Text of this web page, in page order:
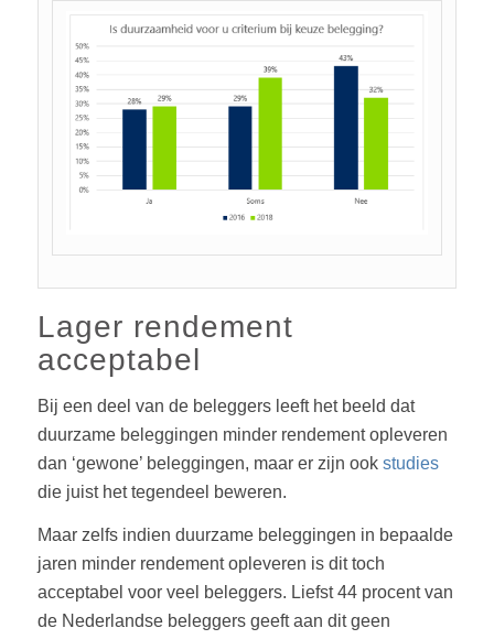
Lager rendement
acceptabel
Bij een deel van de beleggers leeft het beeld dat
duurzame beleggingen minder rendement opleveren
dan ‘gewone’ beleggingen, maar er zijn ook studies
die juist het tegendeel beweren.
Maar zelfs indien duurzame beleggingen in bepaalde
jaren minder rendement opleveren is dit toch
acceptabel voor veel beleggers. Liefst 44 procent van
de Nederlandse beleggers geeft aan dit geen